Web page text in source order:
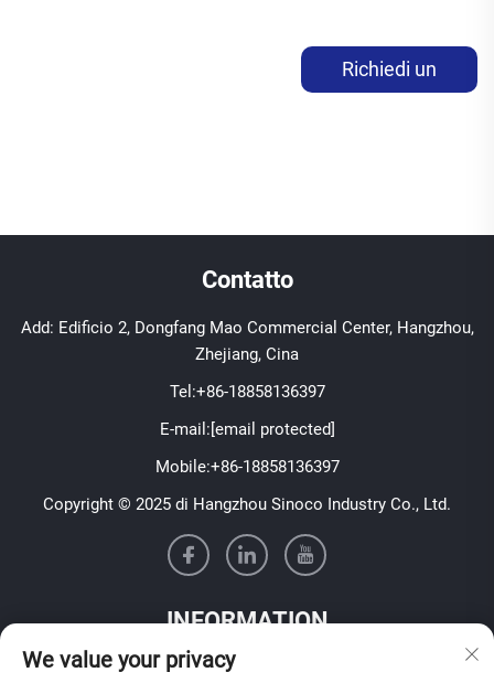
Richiedi un
Contatto
Add: Edificio 2, Dongfang Mao Commercial Center, Hangzhou,
Zhejiang, Cina
Tel:+86-18858136397
E-mail:[email protected]
Mobile:+86-18858136397
Copyright © 2025 di Hangzhou Sinoco Industry Co., Ltd.
INFORMATION
Iscriviti per ricevere la nostra newsletter settimanale
We value your privacy